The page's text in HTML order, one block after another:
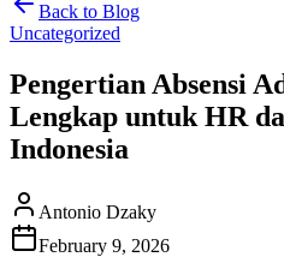
Back to Blog
Uncategorized
Pengertian Absensi
Lengkap untuk HR
Indonesia
Antonio Dzaky
February 9, 2026